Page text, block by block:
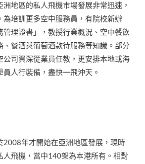
地區的私人飛機市場發展非常迅速，
為培訓更多空中服務員，有院校新辦
管理證書」，教授行業概況、空中餐飲
、餐酒與葡萄酒款待服務等知識。部分
公司資深從業員任教，更安排本地或海
人行裝備，盡快一飛沖天。
2008年才開始在亞洲地區發展，現時
人飛機，當中140架為本港所有。相對